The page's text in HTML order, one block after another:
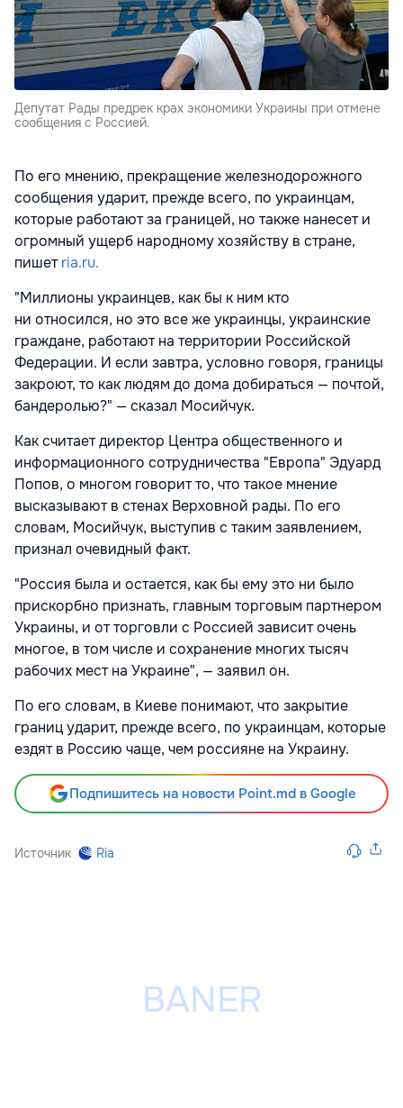
Депутат Рады предрек крах экономики Украины при отмене
сообщения с Россией.
По его мнению, прекращение железнодорожного
сообщения ударит, прежде всего, по украинцам,
которые работают за границей, но также нанесет и
огромный ущерб народному хозяйству в стране,
пишетria.ru.
"Миллионы украинцев, как бы к ним кто
ни относился, но это все же украинцы, украинские
граждане, работают на территории Российской
Федерации. И если завтра, условно говоря, границы
закроют, то как людям до дома добираться — почтой,
бандеролью?" — сказал Мосийчук.
Как считает директор Центра общественного и
информационного сотрудничества "Европа" Эдуард
Попов, о многом говорит то, что такое мнение
высказывают в стенах Верховной рады. По его
словам, Мосийчук, выступив с таким заявлением,
признал очевидный факт.
"Россия была и остается, как бы ему это ни было
прискорбно признать, главным торговым партнером
Украины, и от торговли с Россией зависит очень
многое, в том числе и сохранение многих тысяч
рабочих мест на Украине", — заявил он.
По его словам, в Киеве понимают, что закрытие
границ ударит, прежде всего, по украинцам, которые
ездят в Россию чаще, чем россияне на Украину.
Подпишитесь на новости Point.md в Google
Источник Ria